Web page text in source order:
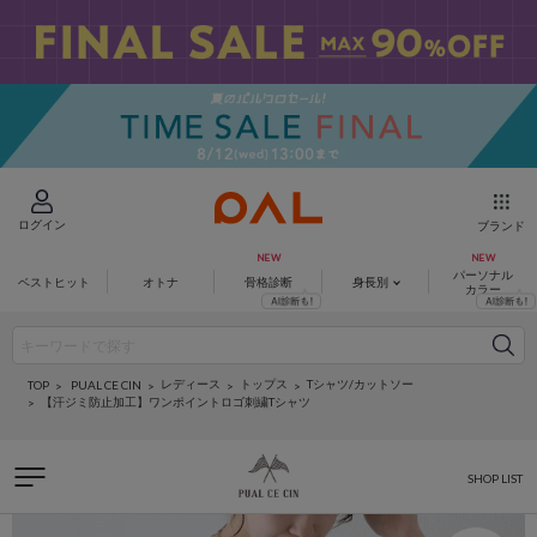
ログイン ブランド
ベストヒット オトナ 骨格診断 身長別
パーソナル
カラー
TOP PUAL CE CIN レディース トップス
Tシャツ/カットソー
【汗ジミ防止加工】ワンポイントロゴ刺繍Tシャツ
SHOP LIST